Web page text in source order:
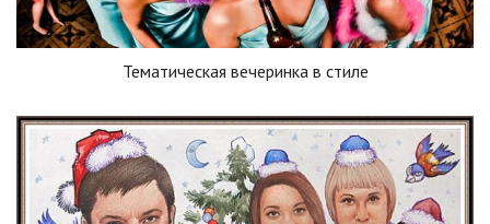
Тематическая вечеринка в стиле